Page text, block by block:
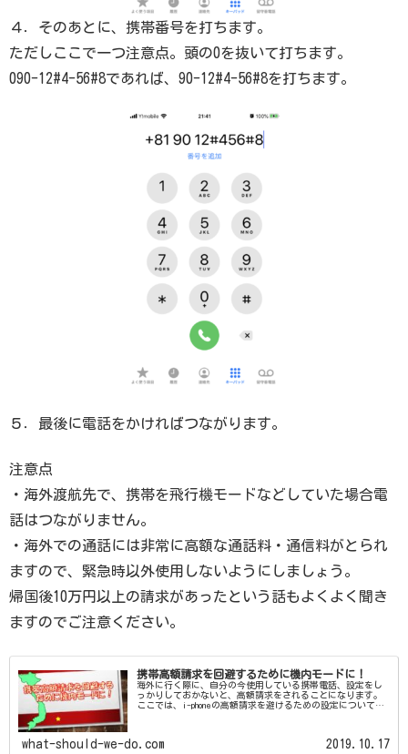
４．そのあとに、携帯番号を打ちます。
ただしここで一つ注意点。頭の0を抜いて打ちます。
090-12#4-56#8であれば、90-12#4-56#8を打ちます。
５．最後に電話をかければつながります。
注意点
・海外渡航先で、携帯を飛行機モードなどしていた場合電
話はつながりません。
・海外での通話には非常に高額な通話料・通信料がとられ
ますので、緊急時以外使用しないようにしましょう。
帰国後10万円以上の請求があったという話もよくよく聞き
ますのでご注意ください。
携帯高額請求を回避するために機内モードに！
海外に行く際に、自分の今使用している携帯電話、設定をし
っかりしておかないと、高額請求をされることになります。
ここでは、i-phoneの高額請求を避けるための設定について書
what-should-we-do.com 2019.10.17